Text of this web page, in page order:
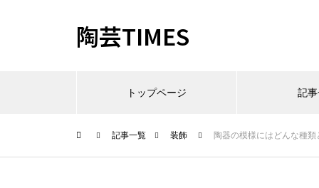
陶芸TIMES
トップページ 記
記事一覧 装飾 陶器の模様にはどんな種